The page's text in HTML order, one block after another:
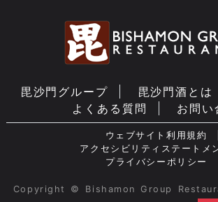
毘沙門グループ 毘沙門酒とは
よくある質問
お問い
ウェブサイト利用規約
アクセシビリティステートメ
プライバシーポリシー
Copyright © Bishamon Group